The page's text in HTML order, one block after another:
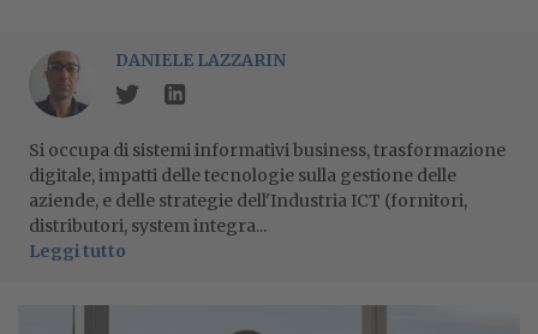
DANIELE LAZZARIN
Si occupa di sistemi informativi business, trasformazione
digitale, impatti delle tecnologie sulla gestione delle
aziende, e delle strategie dell'Industria ICT (fornitori,
distributori, system integra...
Leggi tutto